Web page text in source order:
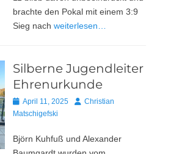
brachte den Pokal mit einem 3:9
Sieg nachweiterlesen…
Silberne Jugendleiter
Ehrenurkunde
Posted
on
April 11, 2025 AutorChristian
Matschigefski
Björn Kuhfuß und Alexander